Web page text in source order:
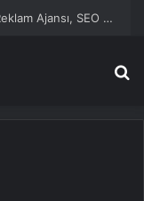
Serjoy : Dijital Medya Ajansı, Google Reklam Ajansı, SEO Ajansı ve Web Tasarım Ajansı